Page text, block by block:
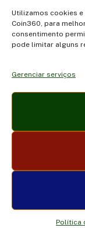
Utilizamos cookies
Coin360, para
consentimento
pode limitar alguns
Gerenciar serviços
Política